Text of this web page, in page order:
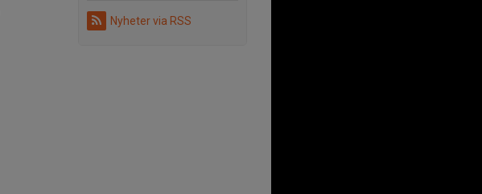
Nyheter via RSS